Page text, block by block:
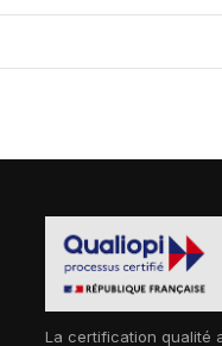
La certification qualité